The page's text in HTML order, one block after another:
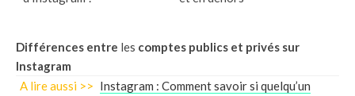
Différences entre les comptes publics et privés sur
Instagram
A lire aussi >> Instagram : Comment savoir si quelqu’un